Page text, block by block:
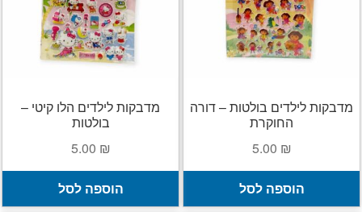
מדבקות לילדים בולטות – דורה
החוקרת
5.00 ₪
הוספה לסל
מדבקות לילדים הלו קיטי –
בולטות
5.00 ₪
הוספה לסל